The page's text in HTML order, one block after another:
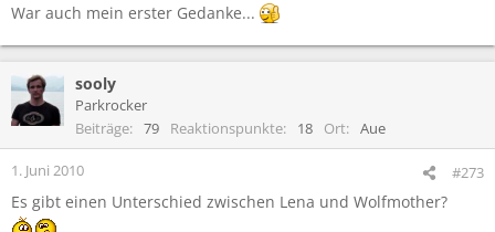
War auch mein erster Gedanke...
sooly
Parkrocker
Beiträge
79 Reaktionspunkte 18 Ort Aue
1. Juni 2010 #273
Es gibt einen Unterschied zwischen Lena und Wolfmother?